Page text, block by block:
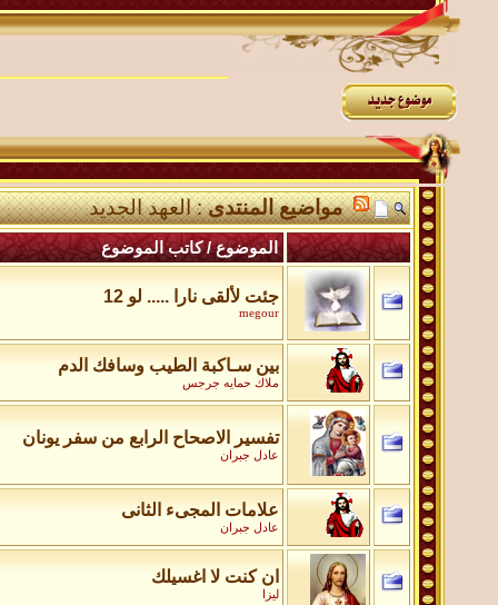
مواضيع المنتدى: العهد الجديد
الموضوع/كاتب الموضوع
جئت لألقى نارا ..... لو 12
megour
بين سـاكبة الطيب وسافك الدم
ملاك حمايه جرجس
تفسير الاصحاح الرابع من سفر يونان
عادل جبران
علامات المجىء الثانى
عادل جبران
ان كنت لا اغسيلك
ليزا